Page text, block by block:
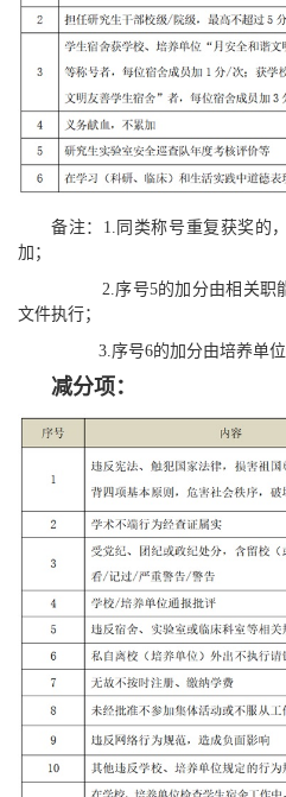
备注：1.同类称号重复获奖的
加；
2.序号5的加分由相关职能
文件执行；
3.序号6的加分由培养单位
减分项：